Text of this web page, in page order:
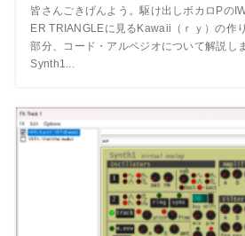
皆さんごきげんよう。駆け出しボカロPの
ER TRIANGLEに見るKawaii（ｒｙ）の作
部分、コード・アルペジオについて解説し
Synth1...